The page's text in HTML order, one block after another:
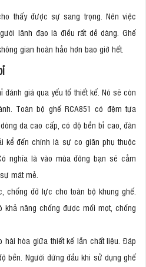
thấy được sự sang trọng. Nên việc
lãnh đạo là điều rất dễ dàng. Ghế
gian hoàn hảo hơn bao giờ hết.
đánh giá qua yếu tố thiết kế. Nó sẽ còn
Toàn bộ ghế RCA851 có đệm tựa
da cao cấp, có độ bền bỉ cao, đàn
kể đến chính là sự co giãn phụ thuộc
nghĩa là vào mùa đông bạn sẽ cảm
mát mẻ.
chống đỡ lực cho toàn bộ khung ghế.
năng chống được mối mọt, chống
hài hòa giữa thiết kế lẫn chất liệu. Đáp
bền. Người đứng đầu khi sử dụng ghế